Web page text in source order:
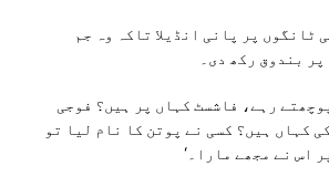
ٹانگوں پر پانی انڈیلا تاکہ وہ جم
بندوق رکھ دی۔
رہے، فاشسٹ کہاں پر ہیں؟ فوجی
کہاں ہیں؟ کسی نے پوتن کا نام لیا تو
اس نے مجھے مارا۔‘